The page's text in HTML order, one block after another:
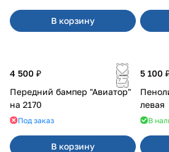
В корзину
4 500 ₽
Передний бампер "Авиатор"
на 2170
Под заказ
В корзину
5 100
левая
В